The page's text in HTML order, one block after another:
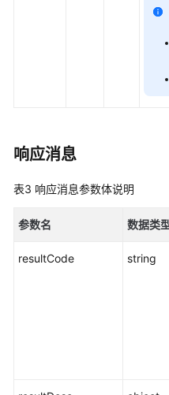
口
说
响应消息
表3 响应消息参数体说明
参数名 数据类
resultCode string